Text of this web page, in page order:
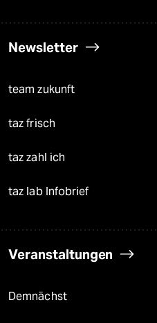
Newsletter
team zukunft
taz frisch
taz zahl ich
taz lab Infobrief
Veranstaltungen
Demnächst